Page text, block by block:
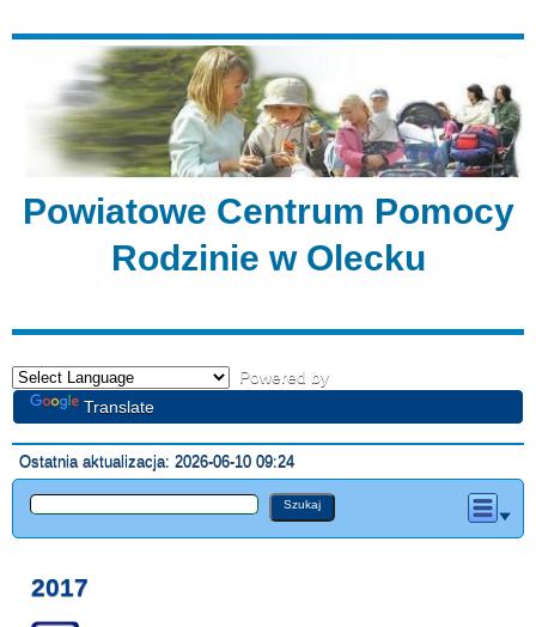
Powiatowe Centrum Pomocy
Rodzinie w Olecku
Powered by
Translate
Ostatnia aktualizacja: 2026-06-10 09:24
2017